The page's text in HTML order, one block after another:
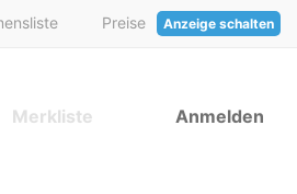
Anzeige schalten
Preise
Anmelden
Merkliste